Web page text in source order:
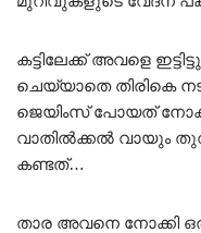
കട്ടിലേക്ക് അവളെ
ചെയ്യാതെ തിരികെ
ജെയിംസ് പോയത്
വാതിൽക്കൽ വായും
കണ്ടത്…
താര അവനെ നോക്കി